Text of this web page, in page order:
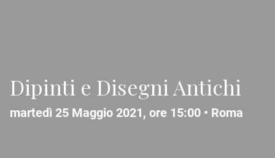
Dipinti e Disegni Antichi
martedì 25 Maggio 2021, ore 15:00 • Roma